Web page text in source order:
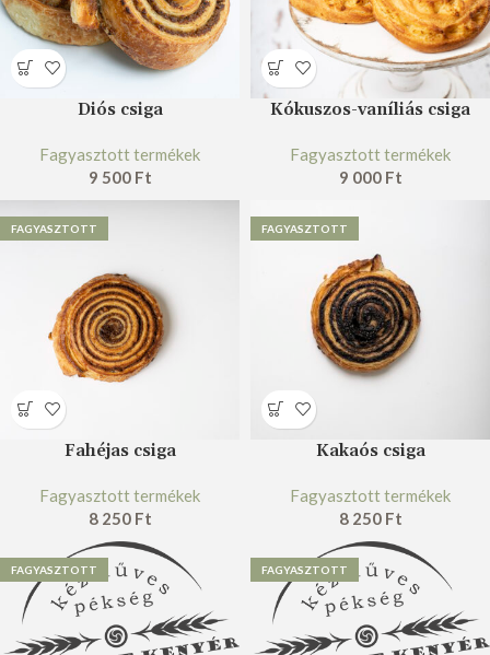
Diós csiga
Fagyasztott termékek
9 500 Ft
Kókuszos-vaníliás csiga
Fagyasztott termékek
9 000 Ft
FAGYASZTOTT
Fahéjas csiga
Fagyasztott termékek
8 250 Ft
FAGYASZTOTT
Kakaós csiga
Fagyasztott termékek
8 250 Ft
FAGYASZTOTT FAGYASZTOTT